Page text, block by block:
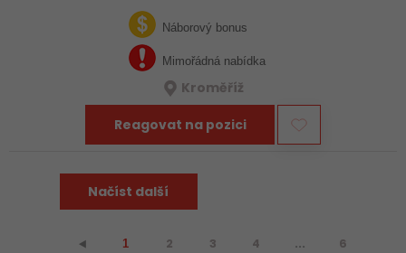
Uplatnění u nás najdou zkušení obráběči i absolventi
technických oborů, kteří se…Náborový bonus
Mimořádná nabídka
Kroměříž
Reagovat na pozici
Načíst další
⯇ 1 2 3 4 ... 6